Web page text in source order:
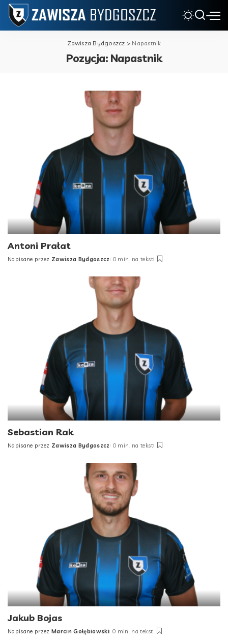
Zawisza Bydgoszcz > Napastnik
Pozycja: Napastnik
Antoni Prałat
Posted
Napisane przez Zawisza Bydgoszcz 0 min. na tekst
Sebastian Rak
Posted
Napisane przez Zawisza Bydgoszcz 0 min. na tekst
Jakub Bojas
Posted
Napisane przez Marcin Gołębiowski 0 min. na tekst